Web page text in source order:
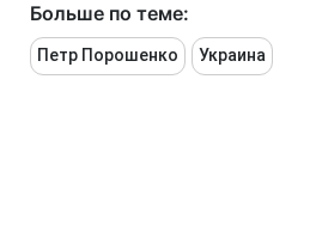
Больше по теме:
Петр Порошенко Украина